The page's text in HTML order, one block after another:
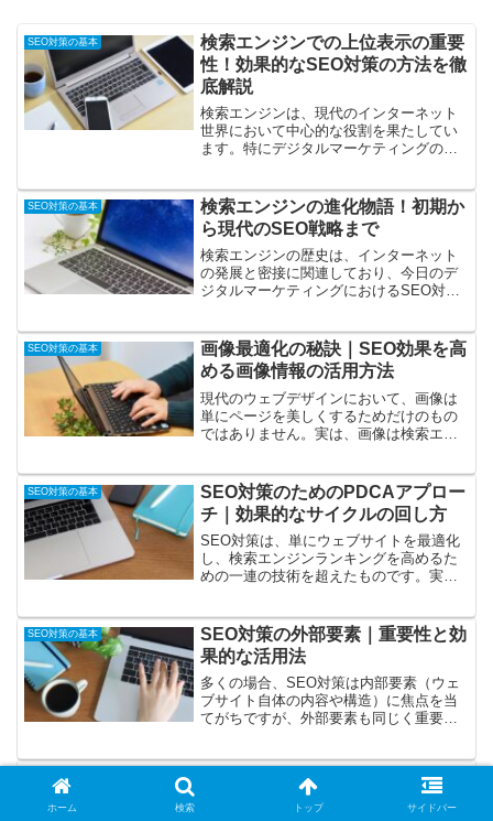
SEO対策の基本
検索エンジンでの上位表示の重要
性！効果的なSEO対策の方法を徹
底解説
検索エンジンは、現代のインターネット
世界において中心的な役割を果たしてい
ます。特にデジタルマーケティングの分
ます。このセクションでは、検索エンジ
ンの基本概念と、デジタル...
SEO対策の基本
検索エンジンの進化物語！初期か
ら現代のSEO戦略まで
検索エンジンの歴史は、インターネット
の発展と密接に関連しており、今日のデ
ジタルマーケティングにおけるSEO対策
ジンがどのように誕生し、進化してきた
のかを簡潔に紹介し、こ...
SEO対策の基本
画像最適化の秘訣｜SEO効果を高
める画像情報の活用方法
現代のウェブデザインにおいて、画像は
単にページを美しくするためだけのもの
ではありません。実は、画像は検索エン
クとエンゲージメントに大きく貢献する
ことができます。この記...
SEO対策の基本
SEO対策のためのPDCAアプロー
チ｜効果的なサイクルの回し方
SEO対策は、単にウェブサイトを最適化
し、検索エンジンランキングを高めるた
めの一連の技術を超えたものです。実際
PDCA（Plan-Do-Check-Act）サイクル
は、効...
SEO対策の基本
SEO対策の外部要素｜重要性と効
果的な活用法
多くの場合、SEO対策は内部要素（ウェ
ブサイト自体の内容や構造）に焦点を当
てがちですが、外部要素も同じく重要で
重要なのかを解説します。SEOの外部要
素とはSEOの外...
SEO対策の基本
ビジネス資産としてのSEO対策！
オンラインでの成長と持続性
ホーム 検索 トップ サイドバー